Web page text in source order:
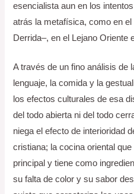
esencialista aun en los
atrás la metafísica, como en
Derrida–, en el Lejano Oriente
A través de un fino análisis de
lenguaje, la comida y la
los efectos culturales de esa
del todo abierta ni del todo
niega el efecto de interioridad
cristiana; la cocina oriental
principal y tiene como
su falta de color y su sabor